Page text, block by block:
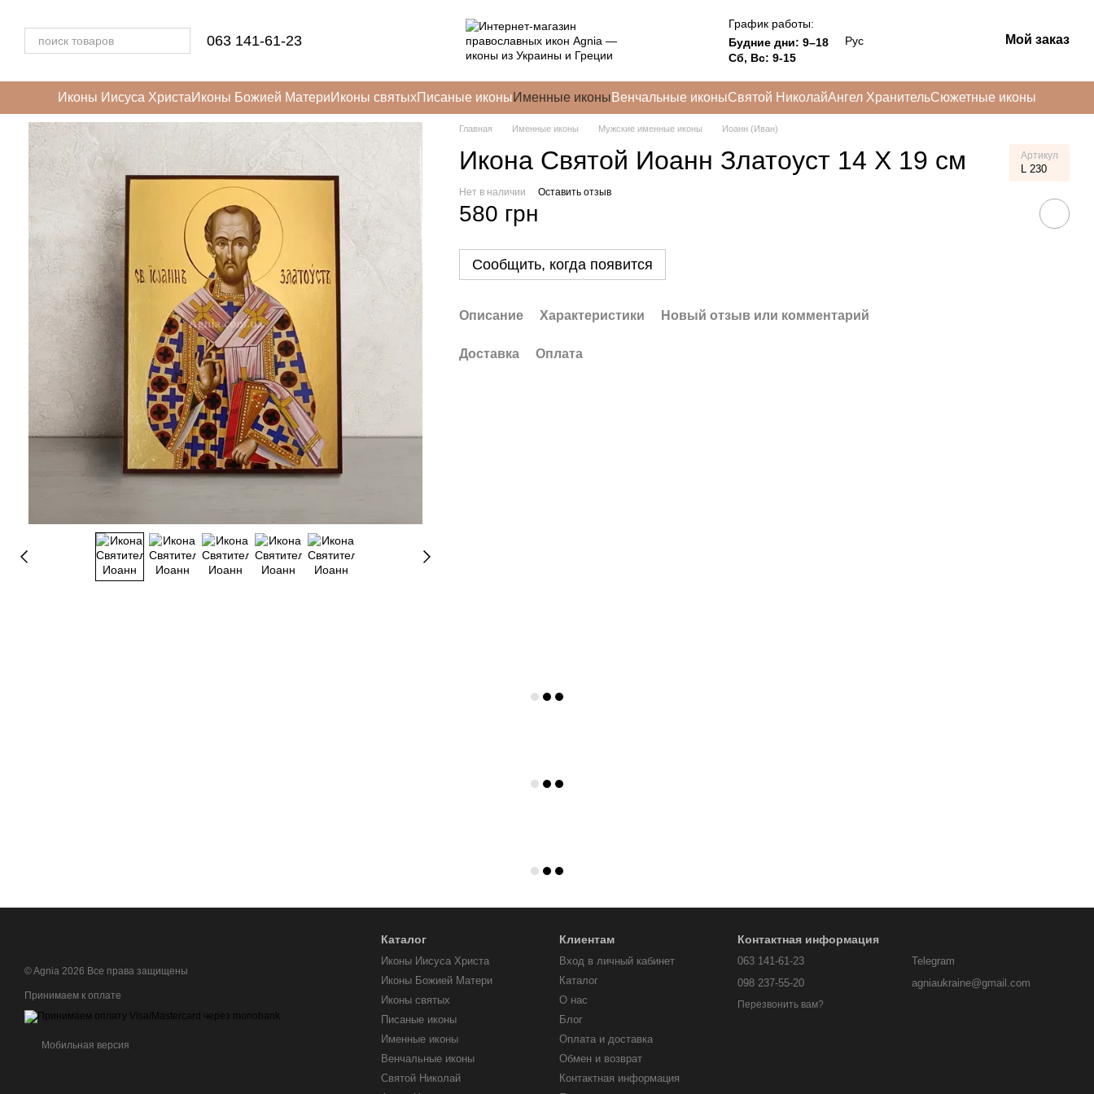
063 141-61-23
График работы:
Будние дни: 9–18
Сб, Вс: 9-15
Рус Мой заказ
Иконы Иисуса ХристаИконы Божией МатериИконы святыхПисаные иконыИменные иконыВенчальные иконыСвятой НиколайАнгел ХранительСюжетные иконы
Главная Именные иконы Мужские именные иконы Иоанн (Иван)
Икона Святой Иоанн Златоуст 14 Х 19 см Артикул
L 230
Нет в наличии Оставить отзыв
580 грн
Сообщить, когда появится
Описание Характеристики Новый отзыв или комментарий
Доставка Оплата
© Agnia 2026 Все права защищены
Принимаем к оплате
Мобильная версия
Каталог
Иконы Иисуса Христа
Иконы Божией Матери
Иконы святых
Писаные иконы
Именные иконы
Венчальные иконы
Святой Николай
Клиентам
Вход в личный кабинет
Каталог
О нас
Блог
Оплата и доставка
Обмен и возврат
Контактная информация
Контактная информация
063 141-61-23
098 237-55-20
Перезвонить вам?
Telegram
agniaukraine@gmail.com